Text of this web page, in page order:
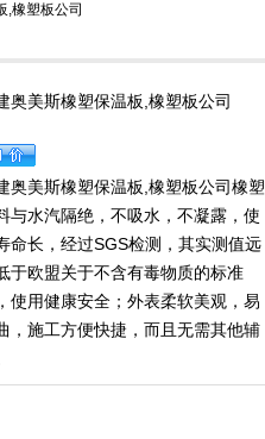
,橡塑板公司
奥美斯橡塑保温板,橡塑板公司
奥美斯橡塑保温板,橡塑板公司橡塑
与水汽隔绝，不吸水，不凝露，使
命长，经过SGS检测，其实测值远
于欧盟关于不含有毒物质的标准
使用健康安全；外表柔软美观，易
，施工方便快捷，而且无需其他辅